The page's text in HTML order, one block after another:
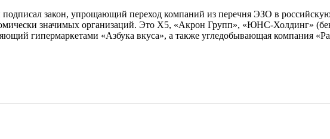
закон, упрощающий переход компаний из перечня ЭЗО в
значимых организаций. Это X5, «Акрон Групп», «ЮНС-Холдинг»
гипермаркетами «Азбука вкуса», а также угледобывающая компания